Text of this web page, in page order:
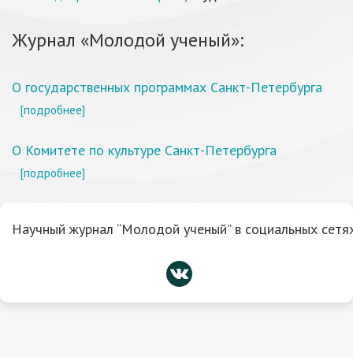
Журнал «Молодой ученый»:
О государственных программах Санкт-Петербурга
[подробнее]
О Комитете по культуре Санкт-Петербурга
[подробнее]
Научный журнал “Молодой ученый” в социальных